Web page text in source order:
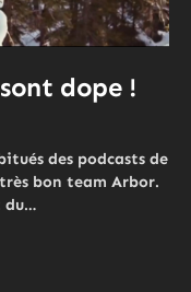
dope !
des podcasts de
bon team Arbor.
du…